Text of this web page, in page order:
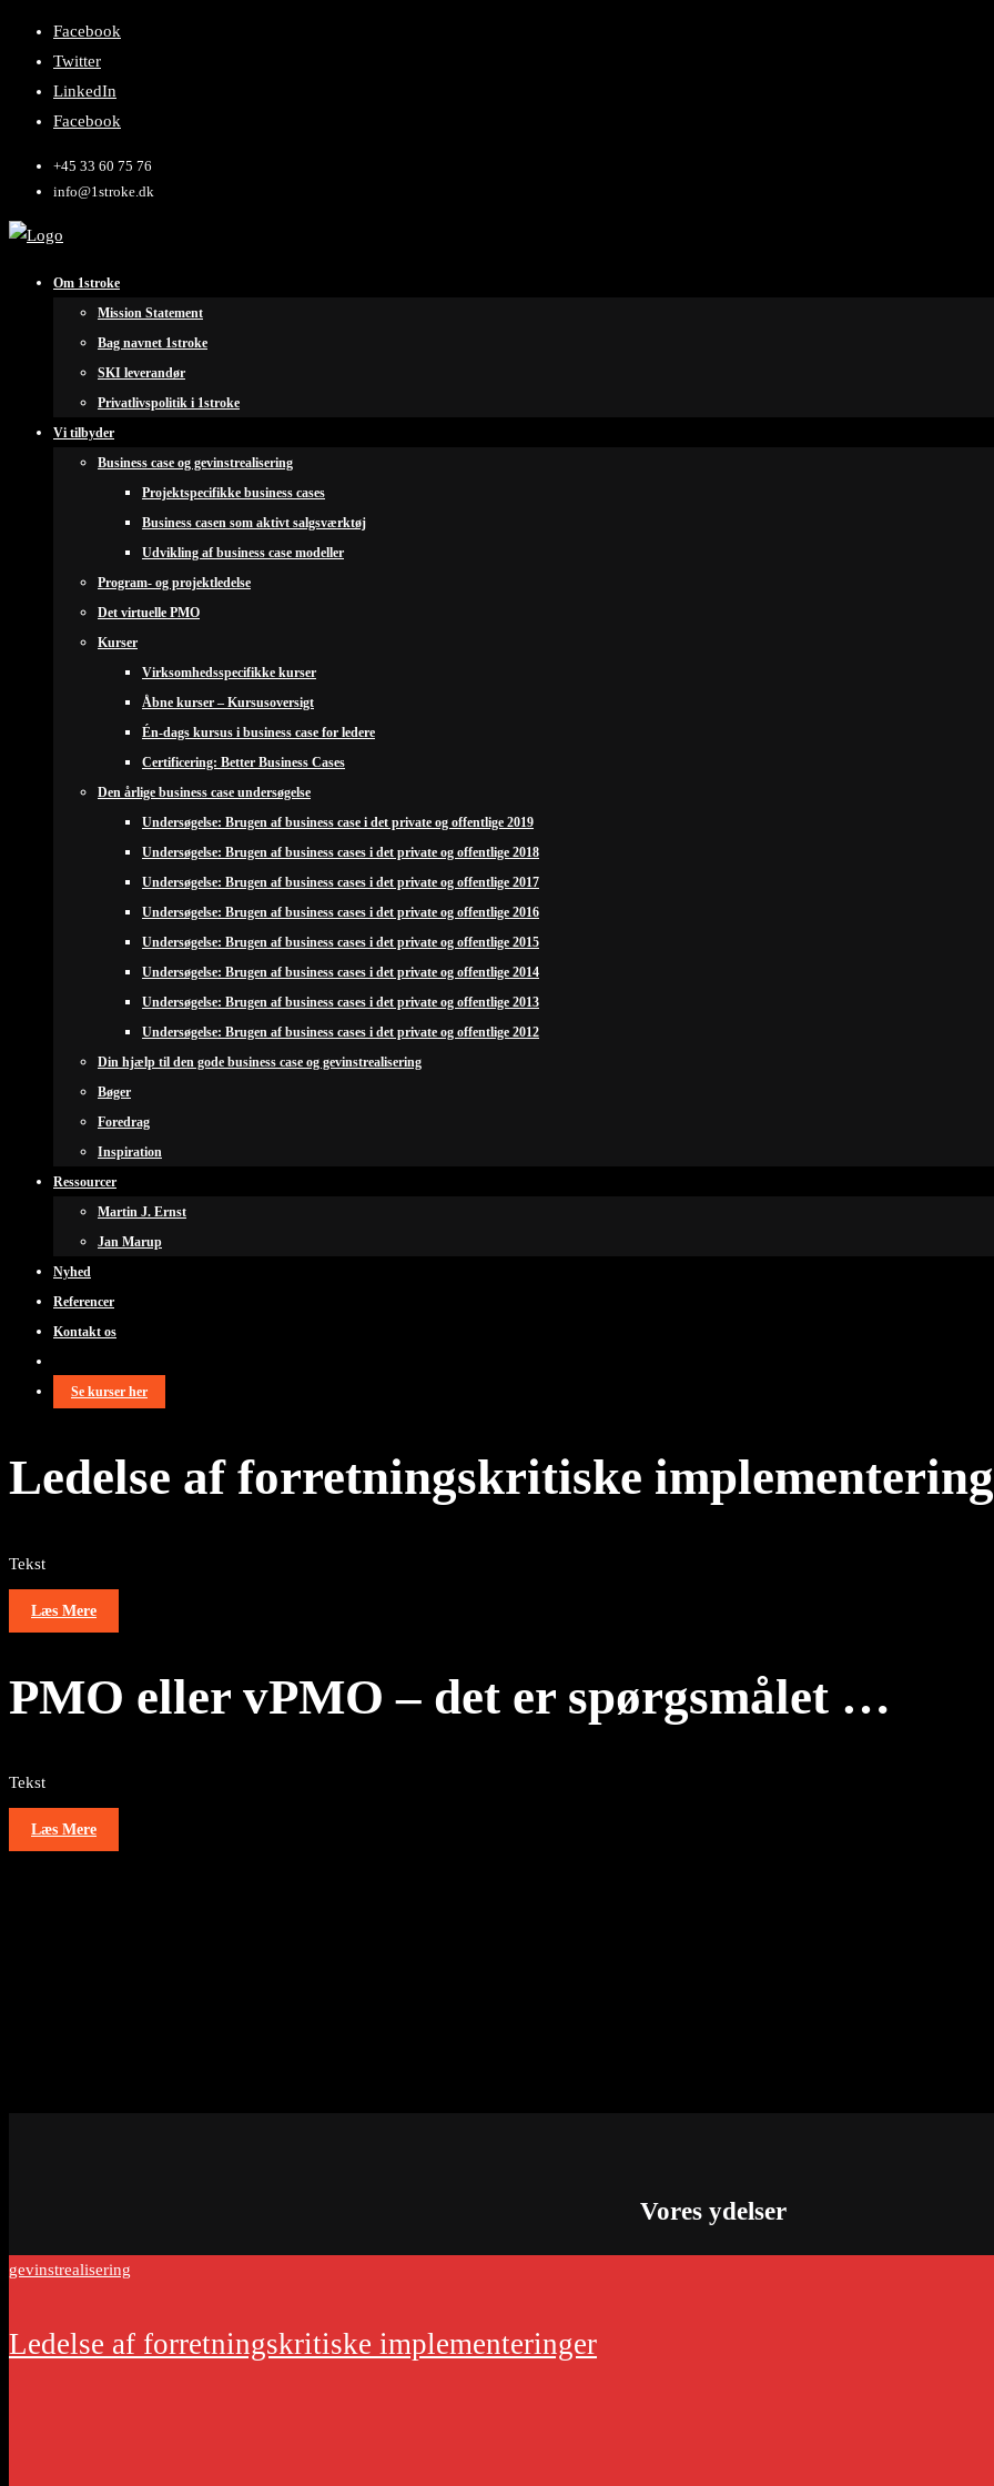
Facebook
Twitter
LinkedIn
Facebook
+45 33 60 75 76
info@1stroke.dk
Om 1stroke
Mission Statement
Bag navnet 1stroke
SKI leverandør
Privatlivspolitik i 1stroke
Vi tilbyder
Business case og gevinstrealisering
Projektspecifikke business cases
Business casen som aktivt salgsværktøj
Udvikling af business case modeller
Program- og projektledelse
Det virtuelle PMO
Kurser
Virksomhedsspecifikke kurser
Åbne kurser – Kursusoversigt
Én-dags kursus i business case for ledere
Certificering: Better Business Cases
Den årlige business case undersøgelse
Undersøgelse: Brugen af business case i det private og offentlige 2019
Undersøgelse: Brugen af business cases i det private og offentlige 2018
Undersøgelse: Brugen af business cases i det private og offentlige 2017
Undersøgelse: Brugen af business cases i det private og offentlige 2016
Undersøgelse: Brugen af business cases i det private og offentlige 2015
Undersøgelse: Brugen af business cases i det private og offentlige 2014
Undersøgelse: Brugen af business cases i det private og offentlige 2013
Undersøgelse: Brugen af business cases i det private og offentlige 2012
Din hjælp til den gode business case og gevinstrealisering
Bøger
Foredrag
Inspiration
Ressourcer
Martin J. Ernst
Jan Marup
Nyhed
Referencer
Kontakt os
Se kurser her
Ledelse af forretningskritiske
Tekst
Læs Mere
PMO eller vPMO – det er spørgsmålet …
Tekst
Læs Mere
Vores ydelser
gevinstrealisering
Ledelse af forretningskritiske implementeringer